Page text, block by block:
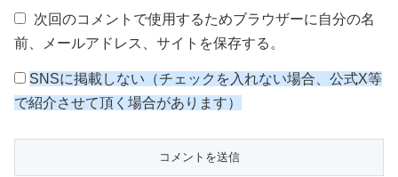
次回のコメントで使用するためブラウザーに自分の名
前、メールアドレス、サイトを保存する。
SNSに掲載しない（チェックを入れない場合、公式X等
で紹介させて頂く場合があります）